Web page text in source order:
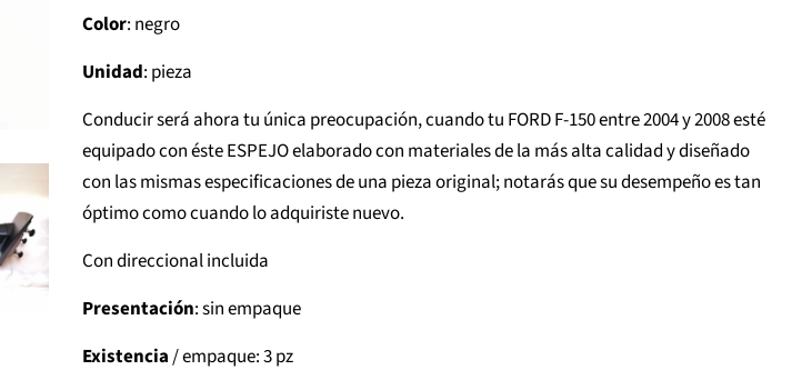
Color: negro
Unidad: pieza
Conducir será ahora tu única preocupación, cuando tu FORD F-150 entre 2004 y 2008 esté
equipado con éste ESPEJO elaborado con materiales de la más alta calidad y diseñado
con las mismas especificaciones de una pieza original; notarás que su desempeño es tan
óptimo como cuando lo adquiriste nuevo.
Con direccional incluida
Presentación: sin empaque
Existencia/ empaque: 3 pz